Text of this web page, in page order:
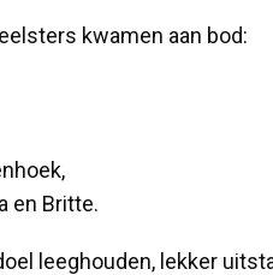
kwamen aan bod:
en Britte.
leeghouden, lekker